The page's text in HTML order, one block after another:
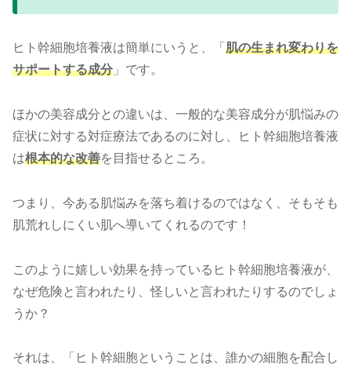
ヒト幹細胞培養液は簡単にいうと、「 肌の生まれ変わりを
サポートする成分 」です。
ほかの美容成分との違いは、一般的な美容成分が肌悩みの
症状に対する対症療法であるのに対し、ヒト幹細胞培養液
は根本的な改善を目指せるところ。
つまり、今ある肌悩みを落ち着けるのではなく、そもそも
肌荒れしにくい肌へ導いてくれるのです！
このように嬉しい効果を持っているヒト幹細胞培養液が、
なぜ危険と言われたり、怪しいと言われたりするのでしょ
うか？
それは、「ヒト幹細胞ということは、誰かの細胞を配合し